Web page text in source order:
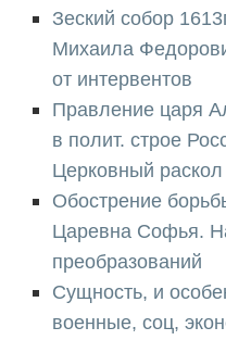
Зеский собор
Михаила
от интервентов
Правление царя
в полит. строе
Церковный раскол
Обострение
Царевна Софья.
преобразований
Сущность, и
военные, соц,